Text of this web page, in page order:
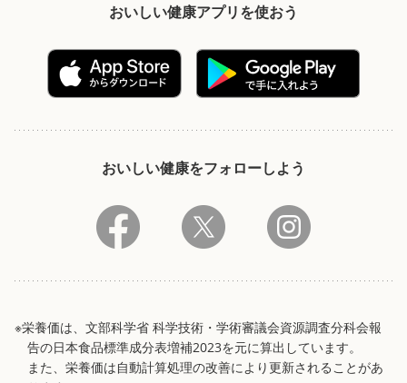
おいしい健康アプリを使おう
おいしい健康をフォローしよう
※栄養価は、文部科学省 科学技術・学術審議会資源調査分科会報
告の日本食品標準成分表増補2023を元に算出しています。
また、栄養価は自動計算処理の改善により更新されることがあ